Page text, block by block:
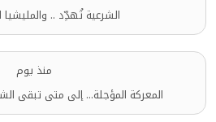
الشرعية تُهدِّد .. والمليشيا
منذ يوم
المعركة المؤجلة... إلى متى تبقى